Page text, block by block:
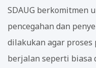
SDAUG berkomitmen
pencegahan dan
dilakukan agar proses
berjalan seperti biasa